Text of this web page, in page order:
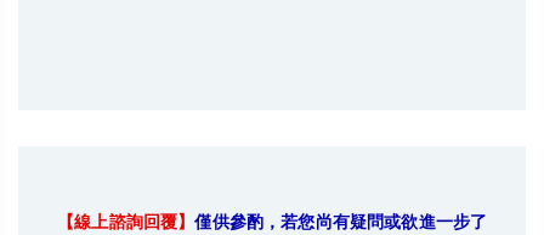
【線上諮詢回覆】僅供參酌，若您尚有疑問或欲進一步了